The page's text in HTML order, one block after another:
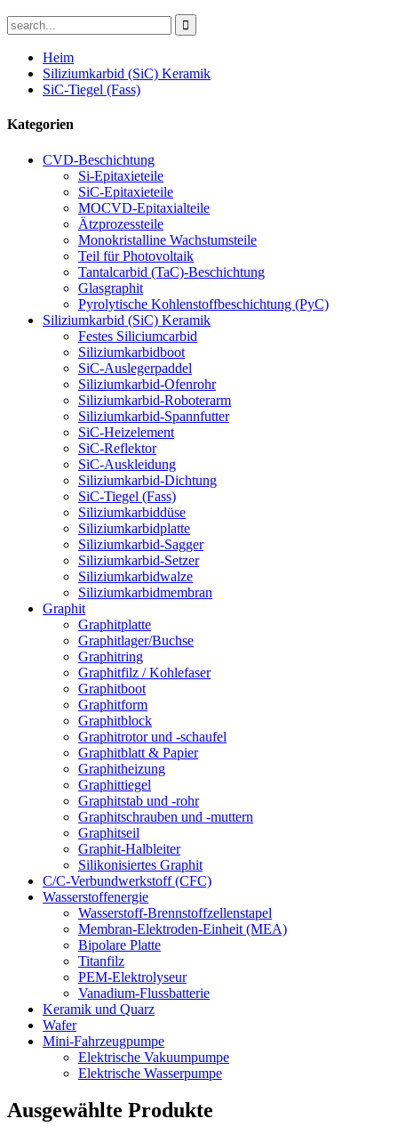
Heim
Siliziumkarbid (SiC) Keramik
SiC-Tiegel (Fass)
Kategorien
CVD-Beschichtung
Si-Epitaxieteile
SiC-Epitaxieteile
MOCVD-Epitaxialteile
Ätzprozessteile
Monokristalline Wachstumsteile
Teil für Photovoltaik
Tantalcarbid (TaC)-Beschichtung
Glasgraphit
Pyrolytische Kohlenstoffbeschichtung (PyC)
Siliziumkarbid (SiC) Keramik
Festes Siliciumcarbid
Siliziumkarbidboot
SiC-Auslegerpaddel
Siliziumkarbid-Ofenrohr
Siliziumkarbid-Roboterarm
Siliziumkarbid-Spannfutter
SiC-Heizelement
SiC-Reflektor
SiC-Auskleidung
Siliziumkarbid-Dichtung
SiC-Tiegel (Fass)
Siliziumkarbiddüse
Siliziumkarbidplatte
Siliziumkarbid-Sagger
Siliziumkarbid-Setzer
Siliziumkarbidwalze
Siliziumkarbidmembran
Graphit
Graphitplatte
Graphitlager/Buchse
Graphitring
Graphitfilz / Kohlefaser
Graphitboot
Graphitform
Graphitblock
Graphitrotor und -schaufel
Graphitblatt & Papier
Graphitheizung
Graphittiegel
Graphitstab und -rohr
Graphitschrauben und -muttern
Graphitseil
Graphit-Halbleiter
Silikonisiertes Graphit
C/C-Verbundwerkstoff (CFC)
Wasserstoffenergie
Wasserstoff-Brennstoffzellenstapel
Membran-Elektroden-Einheit (MEA)
Bipolare Platte
Titanfilz
PEM-Elektrolyseur
Vanadium-Flussbatterie
Keramik und Quarz
Wafer
Mini-Fahrzeugpumpe
Elektrische Vakuumpumpe
Elektrische Wasserpumpe
Ausgewählte Produkte